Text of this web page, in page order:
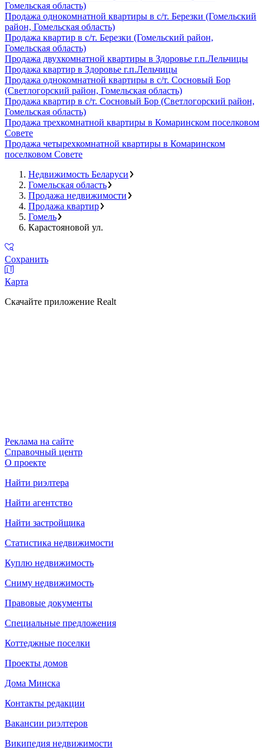
Гомельская область)
Продажа однокомнатной квартиры в с/т. Березки (Гомельский
район, Гомельская область)
Продажа квартир в с/т. Березки (Гомельский район,
Гомельская область)
Продажа двухкомнатной квартиры в Здоровье г.п.Лельчицы
Продажа квартир в Здоровье г.п.Лельчицы
Продажа однокомнатной квартиры в с/т. Сосновый Бор
(Светлогорский район, Гомельская область)
Продажа квартир в с/т. Сосновый Бор (Светлогорский район,
Гомельская область)
Продажа трехкомнатной квартиры в Комаринском поселковом
Совете
Продажа четырехкомнатной квартиры в Комаринском
поселковом Совете
Недвижимость Беларуси
Гомельская область
Продажа недвижимости
Продажа квартир
Гомель
Карастояновой ул.
Сохранить
Карта
Скачайте приложение Realt
Реклама на сайте
Справочный центр
О проекте
Найти риэлтера
Найти агентство
Найти застройщика
Статистика недвижимости
Куплю недвижимость
Сниму недвижимость
Правовые документы
Специальные предложения
Коттеджные поселки
Проекты домов
Дома Минска
Контакты редакции
Вакансии риэлтеров
Википедия недвижимости